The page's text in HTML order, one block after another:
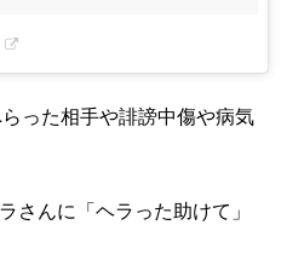
った相手や誹謗中傷や病気
さんに「ヘラった助けて」